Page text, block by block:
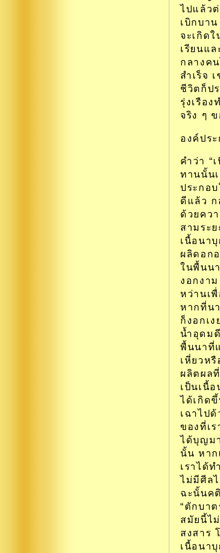
ไปแล้ว
เบิกบา
จะเกิด
เรียนแ
กลางค
สำเร็จ
ชีวิตก็ป
รุ่งเรือ
จริง ๆ
องค์ปร
คำว่า “
ทานนั้น
ประกอ
ดีแล้ว ก
ด้วยคว
สามระ
เนื้อนา
ผลิดอก
ในพื้นน
งอกงา
หว่านเ
หากที่น
ก็งอกเ
น้ำอุดม
พื้นนาที่
เหี่ยวห
ผลิตผล
เป็นเนื้
ได้เกิด
เฉาไป
ของที่เ
ได้บุญม
นั้น หา
เราได้
ไม่มีศีล
ฉะนั้นค
“ตักบา
สมัยนี้ไ
สงสาร
เนื้อนา